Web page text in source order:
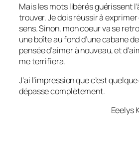
Mais les mots libérés guérissent
trouver. Je dois réussir à
sens. Sinon, mon coeur va se
une boîte au fond d’une cabane
pensée d’aimer à nouveau, et
me terrifiera.
J’ai l’impression que c’est
dépasse complètement.
Eeelys